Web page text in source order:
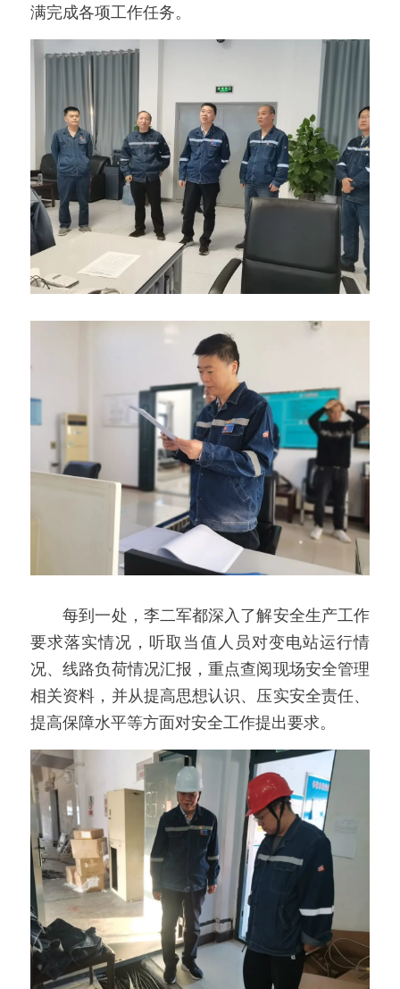
满完成各项工作任务。
每到一处，李二军都深入了解安全生产工作
要求落实情况，听取当值人员对变电站运行情
况、线路负荷情况汇报，重点查阅现场安全管理
相关资料，并从提高思想认识、压实安全责任、
提高保障水平等方面对安全工作提出要求。